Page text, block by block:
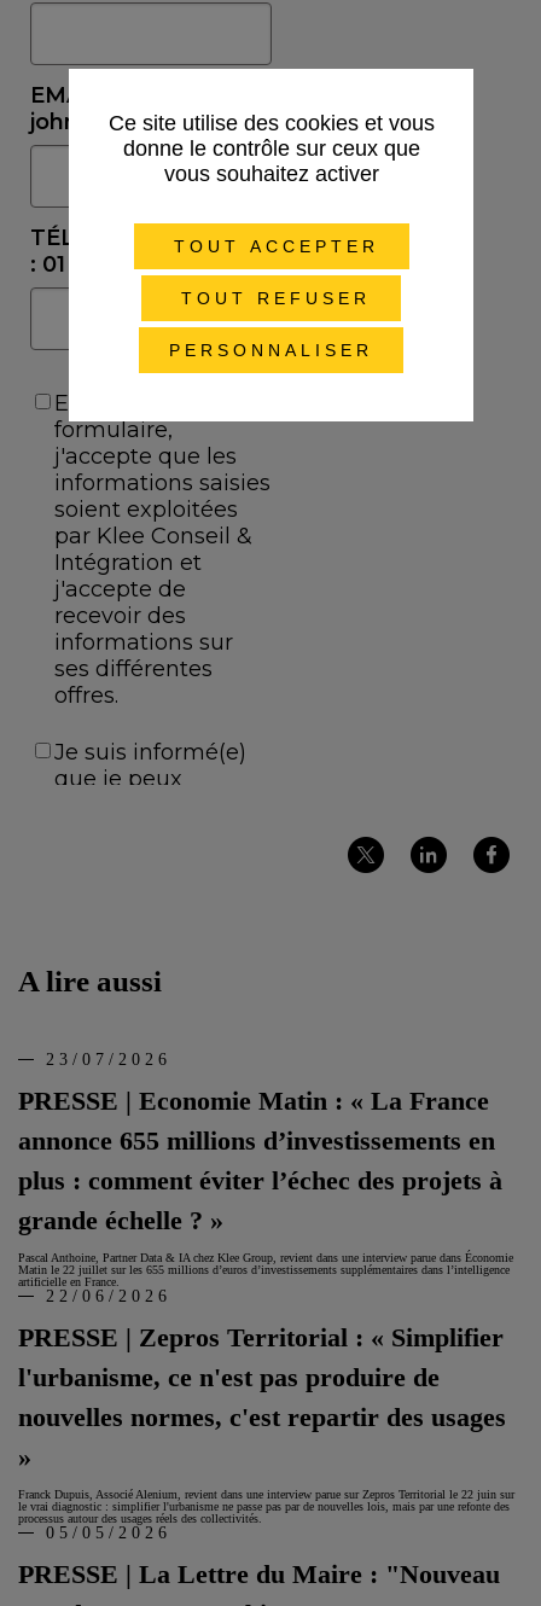
A lire aussi
PRESSE | Economie Matin : « La France
annonce 655 millions d’investissements en
plus : comment éviter l’échec des projets à
grande échelle ? »
23/07/2026
Pascal Anthoine, Partner Data & IA chez Klee Group, revient dans une interview parue dans Économie
Matin le 22 juillet sur les 655 millions d’euros d’investissements supplémentaires dans l’intelligence
artificielle en France.
PRESSE | Zepros Territorial : « Simplifier
l'urbanisme, ce n'est pas produire de
nouvelles normes, c'est repartir des usages
»
22/06/2026
Franck Dupuis, Associé Alenium, revient dans une interview parue sur Zepros Territorial le 22 juin sur
le vrai diagnostic : simplifier l'urbanisme ne passe pas par de nouvelles lois, mais par une refonte des
processus autour des usages réels des collectivités.
PRESSE | La Lettre du Maire : "Nouveau
05/05/2026
Ce site utilise des cookies et vous
donne le contrôle sur ceux que
vous souhaitez activer
TOUT ACCEPTER
TOUT REFUSER
PERSONNALISER